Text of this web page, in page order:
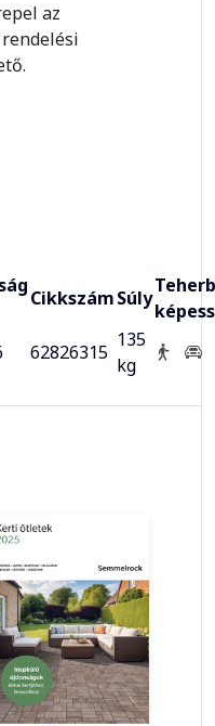
az
CikkszámSúly
62826315
135
kg